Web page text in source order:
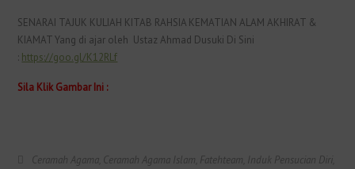
SENARAI TAJUK KULIAH KITAB RAHSIA KEMATIAN ALAM AKHIRAT &
KIAMAT Yang di ajar oleh Ustaz Ahmad Dusuki Di Sini
: https://goo.gl/K12RLf
Sila Klik Gambar Ini :
Ceramah Agama Ceramah Agama Islam Fatehteam Induk Pensucian Diri